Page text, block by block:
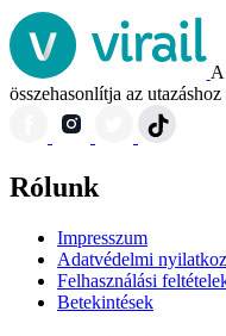
összehasonlítja az
Rólunk
Impresszum
Adatvédelmi
Felhasználási
Betekintések